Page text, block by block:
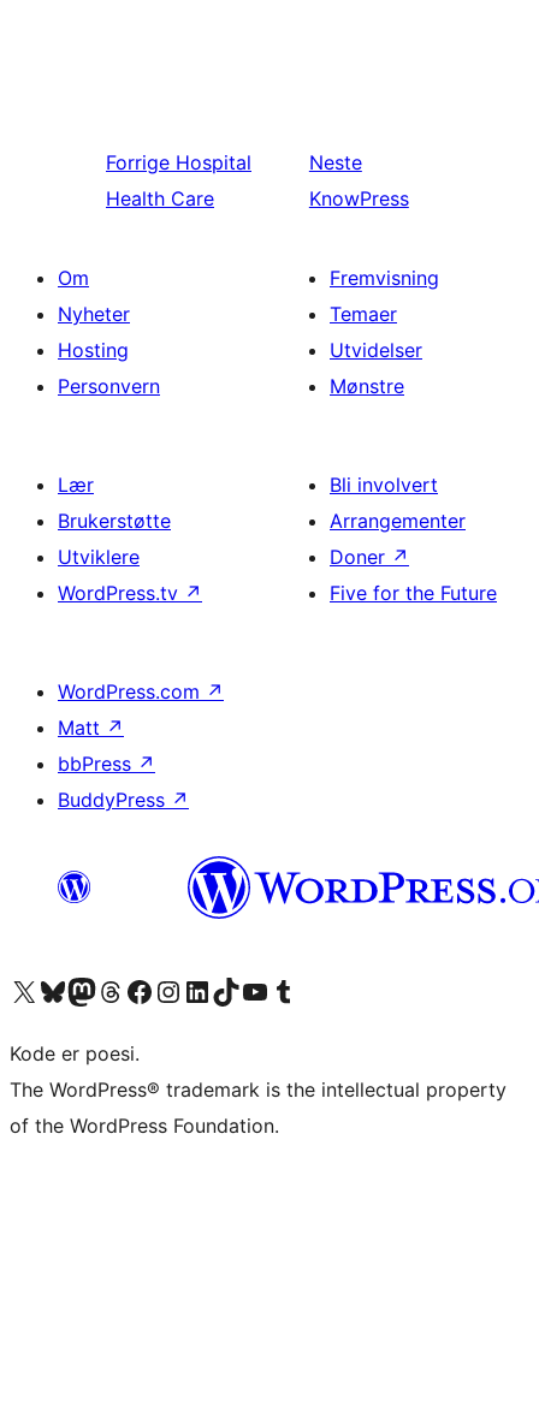
Forrige Hospital
Health Care
Neste
KnowPress
Om
Nyheter
Hosting
Personvern
Fremvisning
Temaer
Utvidelser
Mønstre
Lær
Brukerstøtte
Utviklere
WordPress.tv ↗
Bli involvert
Arrangementer
Doner ↗
Five for the Future
WordPress.com ↗
Matt ↗
bbPress ↗
BuddyPress ↗
Besøk vår konto på X Visit our Bluesky account
Besøk vår Mastodon-konto
Visit our Threads account
Besøk vår Facebook-sideBesøk vår Instagram-konto
Besøk vår LinkedIn-konto
Visit our TikTok account
Visit our YouTube channel
Visit our Tumblr account
Kode er poesi.
The WordPress® trademark is the intellectual property
of the WordPress Foundation.